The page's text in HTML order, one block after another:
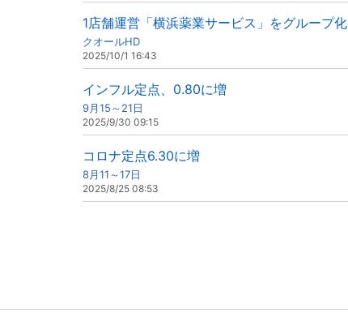
1店舗運営「横浜薬業サービス」をグループ化
クオールHD
2025/10/1 16:43
インフル定点、0.80に増
9月15～21日
2025/9/30 09:15
コロナ定点6.30に増
8月11～17日
2025/8/25 08:53